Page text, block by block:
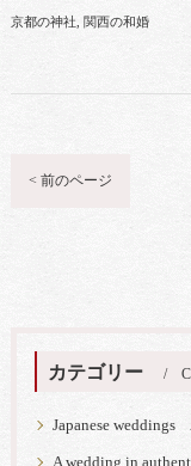
京都の神社 関西の和婚
< 前のページ
カテゴリー
Japanese weddings
A wedding in